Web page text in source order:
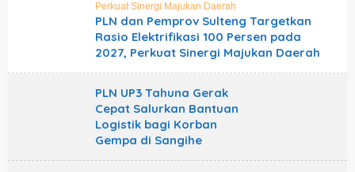
Perkuat Sinergi Majukan Daerah
PLN dan Pemprov Sulteng Targetkan
Rasio Elektrifikasi 100 Persen pada
2027, Perkuat Sinergi Majukan Daerah
PLN UP3 Tahuna Gerak
Cepat Salurkan Bantuan
Logistik bagi Korban
Gempa di Sangihe